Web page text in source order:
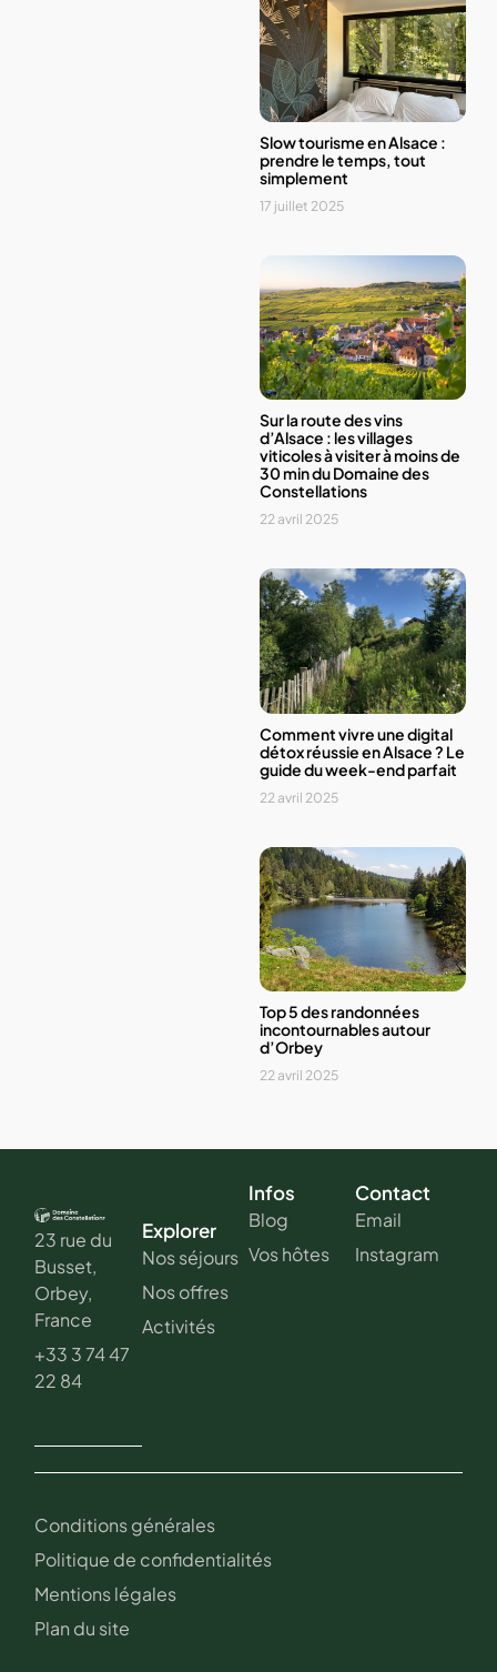
Slow tourisme en Alsace :
prendre le temps, tout
simplement
17 juillet 2025
Sur la route des vins
d’Alsace : les villages
viticoles à visiter à moins de
30 min du Domaine des
Constellations
22 avril 2025
Comment vivre une digital
détox réussie en Alsace ? Le
guide du week-end parfait
22 avril 2025
Top 5 des randonnées
incontournables autour
d’Orbey
22 avril 2025
23 rue du
Busset,
Orbey,
France
+33 3 74 47
22 84
Explorer
Nos séjours
Nos offres
Activités
Infos
Blog
Vos hôtes
Contact
Email
Instagram
Conditions générales
Politique de confidentialités
Mentions légales
Plan du site